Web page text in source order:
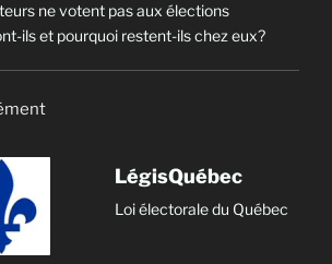
ne votent pas aux élections
ils et pourquoi restent-ils chez eux?
LégisQuébec
Loi électorale du Québec